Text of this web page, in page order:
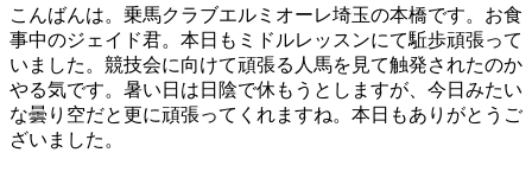
こんばんは。乗馬クラブエルミオーレ埼玉の本橋です。お食
事中のジェイド君。本日もミドルレッスンにて駈歩頑張って
いました。競技会に向けて頑張る人馬を見て触発されたのか
やる気です。暑い日は日陰で休もうとしますが、今日みたい
な曇り空だと更に頑張ってくれますね。本日もありがとうご
ざいました。